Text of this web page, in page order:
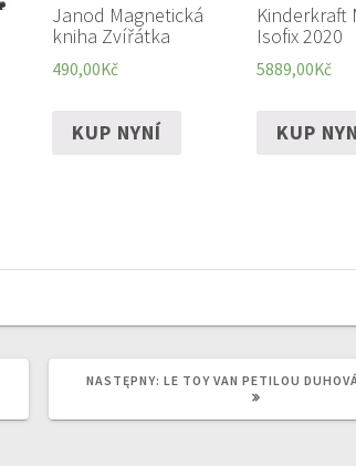
Janod Magnetická
kniha Zvířátka
490,00Kč
KUP NYNÍ
Kinderkraft
Isofix 2020
5889,00Kč
KUP
NASTĘPNY: NASTĘPNY
LE TOY VAN PETILOU